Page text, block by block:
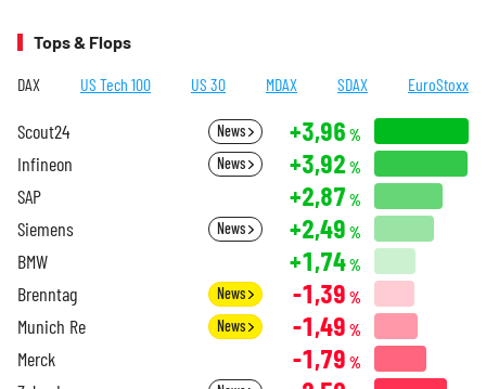
Tops & Flops
DAX US Tech 100 US 30 MDAX SDAX EuroStoxx
Scout24 News +3,96 %
Infineon News +3,92 %
SAP +2,87 %
Siemens News +2,49 %
BMW +1,74%
Brenntag News -1,39 %
Munich Re News -1,49 %
Merck -1,79 %